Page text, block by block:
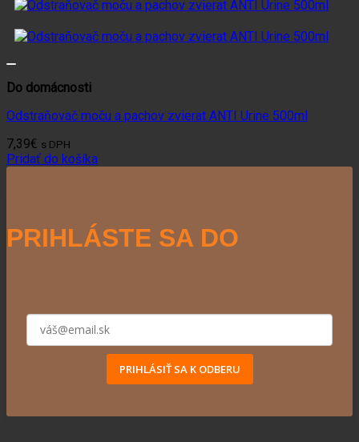
Do domácnosti
Odstraňovač moču a pachov zvierat ANTI Urine 500ml
7,39€ s DPH
Pridať do košíka
PRIHLÁSTE SA DO
PRIHLÁSIŤ SA K ODBERU